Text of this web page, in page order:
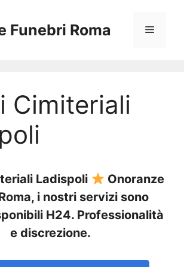
Funebri Roma Menu
Cimiteriali
Ladispoli
Onoranze
i nostri servizi sono
H24. Professionalità
e discrezione.